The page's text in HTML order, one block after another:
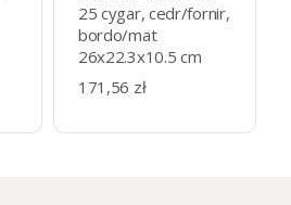
25 cygar, cedr/fornir,
bordo/mat
26x22.3x10.5 cm
171,56 zł